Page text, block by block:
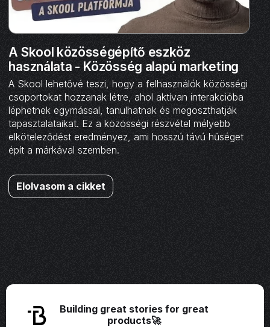
A Skool közösségépítő eszköz
használata - Közösség alapú marketing
A Skool lehetővé teszi, hogy a felhasználók közösségi
csoportokat hozzanak létre, ahol aktívan interakcióba
léphetnek egymással, tanulhatnak és megoszthatják
tapasztalataikat. Ez a közösségi részvétel mélyebb
elköteleződést eredményez, ami hosszú távú hűséget
épít a márkával szemben.
Elolvasom a cikket
Building great stories for great
products🚀